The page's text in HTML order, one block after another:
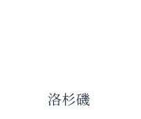
洛杉磯